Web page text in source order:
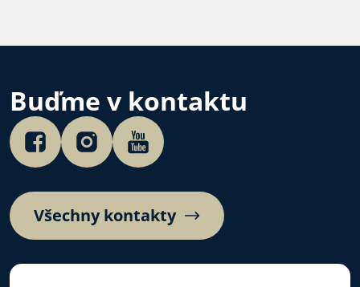
Buďme v kontaktu
Všechny kontakty